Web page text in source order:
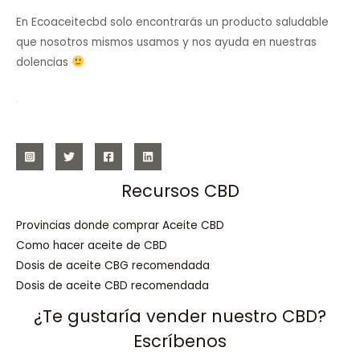
En Ecoaceitecbd solo encontrarás un producto saludable
que nosotros mismos usamos y nos ayuda en nuestras
dolencias
Recursos CBD
Provincias donde comprar Aceite CBD
Como hacer aceite de CBD
Dosis de aceite CBG recomendada
Dosis de aceite CBD recomendada
¿Te gustaría vender nuestro CBD?
Escríbenos